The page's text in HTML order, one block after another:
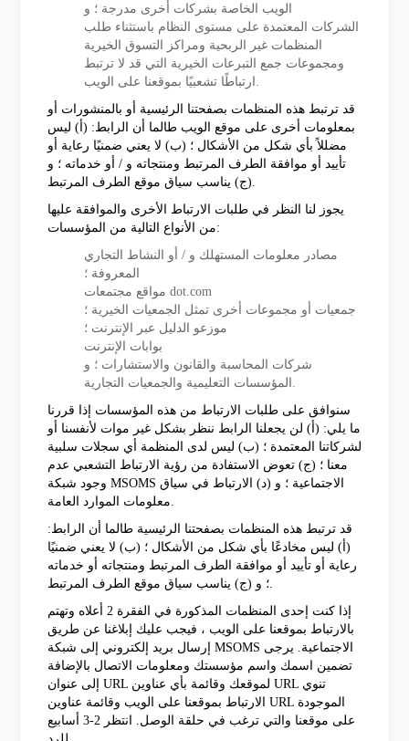
الويب الخاصة بشركات أخرى مدرجة ؛ و
الشركات المعتمدة على مستوى النظام باستثناء طلب
المنظمات غير الربحية ومراكز التسوق الخيرية
ومجموعات جمع التبرعات الخيرية التي قد لا ترتبط
قد ترتبط هذه المنظمات بصفحتنا الرئيسية أو بالمنشورات أو
بمعلومات أخرى على موقع الويب طالما أن الرابط: (أ) ليس
مضللاً بأي شكل من الأشكال ؛ (ب) لا يعني ضمنيًا رعاية أو
تأييد أو موافقة الطرف المرتبط ومنتجاته و / أو خدماته ؛ و
يجوز لنا النظر في طلبات الارتباط الأخرى والموافقة عليها
من الأنواع التالية من المؤسسات:
مصادر معلومات المستهلك و / أو النشاط التجاري
المعروفة ؛
مواقع مجتمعات dot.com
جمعيات أو مجموعات أخرى تمثل الجمعيات الخيرية ؛
موزعو الدليل عبر الإنترنت ؛
بوابات الإنترنت
شركات المحاسبة والقانون والاستشارات ؛ و
سنوافق على طلبات الارتباط من هذه المؤسسات إذا قررنا
ما يلي: (أ) لن يجعلنا الرابط ننظر بشكل غير موات لأنفسنا أو
لشركاتنا المعتمدة ؛ (ب) ليس لدى المنظمة أي سجلات سلبية
معنا ؛ (ج) تعوض الاستفادة من رؤية الارتباط التشعبي عدم
وجود شبكة MSOMS الاجتماعية ؛ و (د) الارتباط في سياق
قد ترتبط هذه المنظمات بصفحتنا الرئيسية طالما أن الرابط:
(أ) ليس مخادعًا بأي شكل من الأشكال ؛ (ب) لا يعني ضمنيًا
رعاية أو تأييد أو موافقة الطرف المرتبط ومنتجاته أو خدماته
؛ و (ج) يناسب سياق موقع الطرف المرتبط.
إذا كنت إحدى المنظمات المذكورة في الفقرة 2 أعلاه وتهتم
بالارتباط بموقعنا على الويب ، فيجب عليك إبلاغنا عن طريق
إرسال بريد إلكتروني إلى شبكة MSOMS الاجتماعية. يرجى
تضمين اسمك واسم مؤسستك ومعلومات الاتصال بالإضافة
إلى عنوان URL لموقعك وقائمة بأي عناوين URL تنوي
الارتباط بموقعنا على الويب وقائمة عناوين URL الموجودة
على موقعنا والتي ترغب في حلقة الوصل. انتظر 2-3 أسابيع